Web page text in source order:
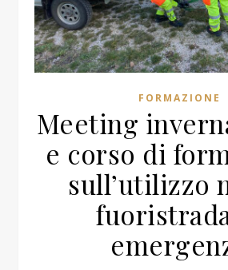
FORMAZIONE
Meeting
e corso di
sull’utilizzo